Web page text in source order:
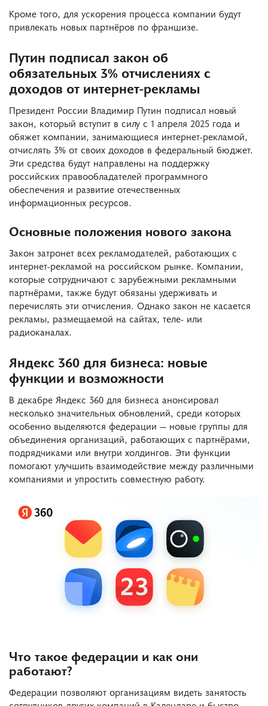
Кроме того, для ускорения процесса компании будут
привлекать новых партнёров по франшизе.
Путин подписал закон об
обязательных 3% отчислениях с
доходов от интернет-рекламы
Президент России Владимир Путин подписал новый
закон, который вступит в силу с 1 апреля 2025 года и
обяжет компании, занимающиеся интернет-рекламой,
отчислять 3% от своих доходов в федеральный бюджет.
Эти средства будут направлены на поддержку
российских правообладателей программного
обеспечения и развитие отечественных
информационных ресурсов.
Основные положения нового закона
Закон затронет всех рекламодателей, работающих с
интернет-рекламой на российском рынке. Компании,
которые сотрудничают с зарубежными рекламными
партнёрами, также будут обязаны удерживать и
перечислять эти отчисления. Однако закон не касается
рекламы, размещаемой на сайтах, теле- или
радиоканалах.
Яндекс 360 для бизнеса: новые
функции и возможности
В декабре Яндекс 360 для бизнеса анонсировал
несколько значительных обновлений, среди которых
особенно выделяются федерации — новые группы для
объединения организаций, работающих с партнёрами,
подрядчиками или внутри холдингов. Эти функции
помогают улучшить взаимодействие между различными
компаниями и упростить совместную работу.
Что такое федерации и как они
работают?
Федерации позволяют организациям видеть занятость